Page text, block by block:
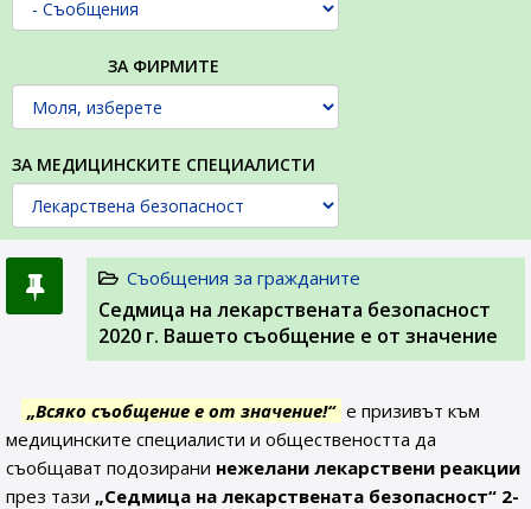
ЗА ФИРМИТЕ
ЗА МЕДИЦИНСКИТЕ СПЕЦИАЛИСТИ
Съобщения за гражданите
Седмица на лекарствената безопасност
2020 г. Вашето съобщение е от значение
„Всяко съобщение е от значение!“ е призивът към
медицинските специалисти и обществеността да
съобщават подозирани нежелани лекарствени реакции
през тази „Седмица на лекарствената безопасност“ 2-